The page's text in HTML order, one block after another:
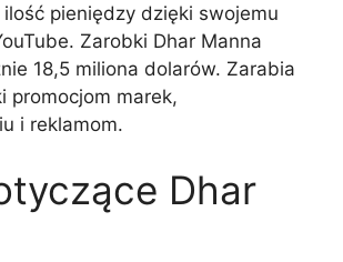
pieniędzy dzięki swojemu
Zarobki Dhar Manna
18,5 miliona dolarów. Zarabia
promocjom marek,
i reklamom.
Dhar